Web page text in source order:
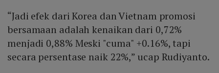
“Jadi efek dari Korea dan Vietnam promosi
bersamaan adalah kenaikan dari 0,72%
menjadi 0,88% Meski "cuma" +0.16%, tapi
secara persentase naik 22%,” ucap Rudiyanto.